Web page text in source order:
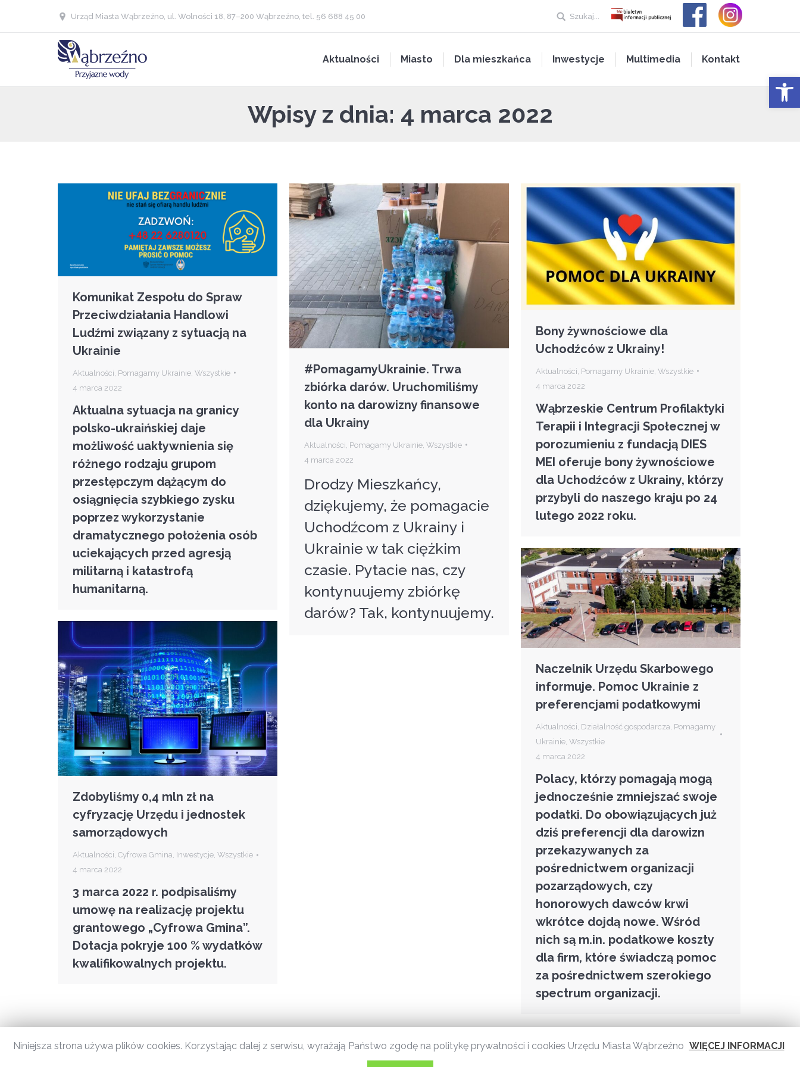
Urząd Miasta Wąbrzeźno, ul. Wolności 18, 87–200 Wąbrzeźno, tel. 56 688 45 00 Szukaj...
Aktualności Miasto Dla mieszkańca Inwestycje Multimedia Kontakt
Wpisy z dnia: 4 marca 2022
Komunikat Zespołu do Spraw
Przeciwdziałania Handlowi
Ludźmi związany z sytuacją na
Ukrainie
Aktualności Pomagamy Ukrainie Wszystkie
4 marca 2022
Aktualna sytuacja na granicy
polsko-ukraińskiej daje
możliwość uaktywnienia się
różnego rodzaju grupom
przestępczym dążącym do
osiągnięcia szybkiego zysku
poprzez wykorzystanie
dramatycznego położenia osób
uciekających przed agresją
militarną i katastrofą
humanitarną.
#PomagamyUkrainie. Trwa
zbiórka darów. Uruchomiliśmy
konto na darowizny finansowe
dla Ukrainy
Aktualności Pomagamy Ukrainie Wszystkie
4 marca 2022
Drodzy Mieszkańcy,
dziękujemy, że pomagacie
Uchodźcom z Ukrainy i
Ukrainie w tak ciężkim
czasie. Pytacie nas, czy
kontynuujemy zbiórkę
darów? Tak, kontynuujemy.
Bony żywnościowe dla
Uchodźców z Ukrainy!
Aktualności Pomagamy Ukrainie Wszystkie
4 marca 2022
Wąbrzeskie Centrum Profilaktyki
Terapii i Integracji Społecznej w
porozumieniu z fundacją DIES
MEI oferuje bony żywnościowe
dla Uchodźców z Ukrainy, którzy
przybyli do naszego kraju po 24
lutego 2022 roku.
Naczelnik Urzędu Skarbowego
informuje. Pomoc Ukrainie z
preferencjami podatkowymi
Aktualności Działalność gospodarcza Pomagamy
Ukrainie Wszystkie
4 marca 2022
Polacy, którzy pomagają mogą
jednocześnie zmniejszać swoje
podatki. Do obowiązujących już
dziś preferencji dla darowizn
przekazywanych za
pośrednictwem organizacji
pozarządowych, czy
honorowych dawców krwi
wkrótce dojdą nowe. Wśród
nich są m.in. podatkowe koszty
dla firm, które świadczą pomoc
za pośrednictwem szerokiego
spectrum organizacji.
Zdobyliśmy 0,4 mln zł na
cyfryzację Urzędu i jednostek
samorządowych
Aktualności, Cyfrowa Gmina, Inwestycje, Wszystkie
4 marca 2022
3 marca 2022 r. podpisaliśmy
umowę na realizację projektu
grantowego „Cyfrowa Gmina”.
Dotacja pokryje 100 % wydatków
kwalifikowalnych projektu.
Niniejsza strona używa plików cookies. Korzystając dalej z serwisu, wyrażają Państwo zgodę na politykę prywatności i cookies Urzędu Miasta Wąbrzeźno WIĘCEJ INFORMACJI